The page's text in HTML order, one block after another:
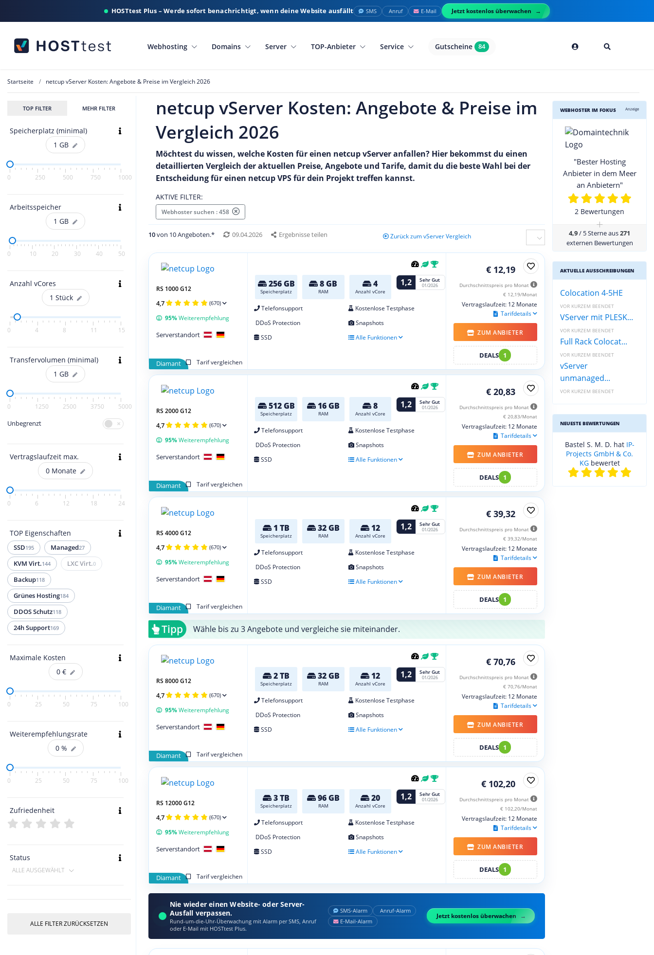
HOSTtest Plus – Werde sofort benachrichtigt, wenn deine Website ausfällt SMS Anruf E-Mail Jetzt kostenlos überwachen
Webhosting Domains Server TOP-Anbieter Service Gutscheine 84
Startseite netcup vServer Kosten: Angebote & Preise im Vergleich 2026
TOP FILTER MEHR FILTER
Speicherplatz (minimal)
1 GB
0 250 500 750 1000
Arbeitsspeicher
1 GB
0 10 20 30 40 50
Anzahl vCores
1 Stück
0 4 8 11 15
Transfervolumen (minimal)
1 GB
0 1250 2500 3750 5000
Unbegrenzt
Vertragslaufzeit max.
0 Monate
0 6 12 18 24
TOP Eigenschaften
SSD195 Managed27
KVM Virt.144 LXC Virt.0
Backup118
Grünes Hosting184
DDOS Schutz118
24h Support169
Maximale Kosten
0 €
0 25 50 75 100
Weiterempfehlungsrate
0 %
0 25 50 75 100
Zufriedenheit
Status
ALLE AUSGEWÄHLT
ALLE FILTER ZURÜCKSETZEN
netcup vServer Kosten: Angebote & Preise im
Vergleich 2026
Möchtest du wissen, welche Kosten für einen netcup vServer anfallen? Hier bekommst du einen
detaillierten Vergleich der aktuellen Preise, Angebote und Tarife, damit du die beste Wahl bei der
Entscheidung für einen netcup VPS für dein Projekt treffen kannst.
AKTIVE FILTER:
Webhoster suchen : 458
10von 10 Angeboten.* 09.04.2026 Ergebnisse teilen Zurück zum vServer Vergleich
256 GB
Speicherplatz
8 GB
RAM
4
Anzahl vCore
1,2 Sehr Gut
01/2026
Telefonsupport
Kostenlose Testphase
DDoS Protection
Snapshots
SSD
Alle Funktionen
Diamant Tarif vergleichen
RS 1000 G12
4,7 (670)
95%Weiterempfehlung
Serverstandort
€ 12,19
Durchschnittspreis pro Monat
€ 12,19/Monat
Vertragslaufzeit: 12 Monate
Tarifdetails
ZUM ANBIETER
DEALS 1
512 GB
Speicherplatz
16 GB
RAM
8
Anzahl vCore
1,2 Sehr Gut
01/2026
Telefonsupport
Kostenlose Testphase
DDoS Protection
Snapshots
SSD
Alle Funktionen
Diamant Tarif vergleichen
RS 2000 G12
4,7 (670)
95%Weiterempfehlung
Serverstandort
€ 20,83
Durchschnittspreis pro Monat
€ 20,83/Monat
Vertragslaufzeit: 12 Monate
Tarifdetails
ZUM ANBIETER
DEALS 1
1 TB
Speicherplatz
32 GB
RAM
12
Anzahl vCore
1,2 Sehr Gut
01/2026
Telefonsupport
Kostenlose Testphase
DDoS Protection
Snapshots
SSD
Alle Funktionen
Diamant Tarif vergleichen
RS 4000 G12
4,7 (670)
95%Weiterempfehlung
Serverstandort
€ 39,32
Durchschnittspreis pro Monat
€ 39,32/Monat
Vertragslaufzeit: 12 Monate
Tarifdetails
ZUM ANBIETER
DEALS 1
Tipp Wähle bis zu 3 Angebote und vergleiche sie miteinander.
2 TB
Speicherplatz
32 GB
RAM
12
Anzahl vCore
1,2 Sehr Gut
01/2026
Telefonsupport
Kostenlose Testphase
DDoS Protection
Snapshots
SSD
Alle Funktionen
Diamant Tarif vergleichen
RS 8000 G12
4,7 (670)
95%Weiterempfehlung
Serverstandort
€ 70,76
Durchschnittspreis pro Monat
€ 70,76/Monat
Vertragslaufzeit: 12 Monate
Tarifdetails
ZUM ANBIETER
DEALS 1
3 TB
Speicherplatz
96 GB
RAM
20
Anzahl vCore
1,2 Sehr Gut
01/2026
Telefonsupport
Kostenlose Testphase
DDoS Protection
Snapshots
SSD
Alle Funktionen
Diamant Tarif vergleichen
RS 12000 G12
4,7 (670)
95%Weiterempfehlung
Serverstandort
€ 102,20
Durchschnittspreis pro Monat
€ 102,20/Monat
Vertragslaufzeit: 12 Monate
Tarifdetails
ZUM ANBIETER
DEALS 1
Nie wieder einen Website- oder Server-
Ausfall verpassen.
Rund-um-die-Uhr-Überwachung mit Alarm per SMS, Anruf
oder E‑Mail mit HOSTtest Plus.
SMS‑Alarm
Anruf‑Alarm
E‑Mail‑Alarm
Jetzt kostenlos überwachen
WEBHOSTER IM FOKUS Anzeige
"Bester Hosting
Anbieter in dem Meer
an Anbietern"
2 Bewertungen
+
4,9/ 5 Sterne aus271
externen Bewertungen
AKTUELLE AUSSCHREIBUNGEN
Colocation 4-5HE
VOR KURZEM BEENDET
VServer mit PLESK...
VOR KURZEM BEENDET
Full Rack Colocat...
VOR KURZEM BEENDET
vServer
unmanaged...
VOR KURZEM BEENDET
NEUESTE BEWERTUNGEN
Bastel S. M. D. hat IP-
Projects GmbH & Co.
KGbewertet